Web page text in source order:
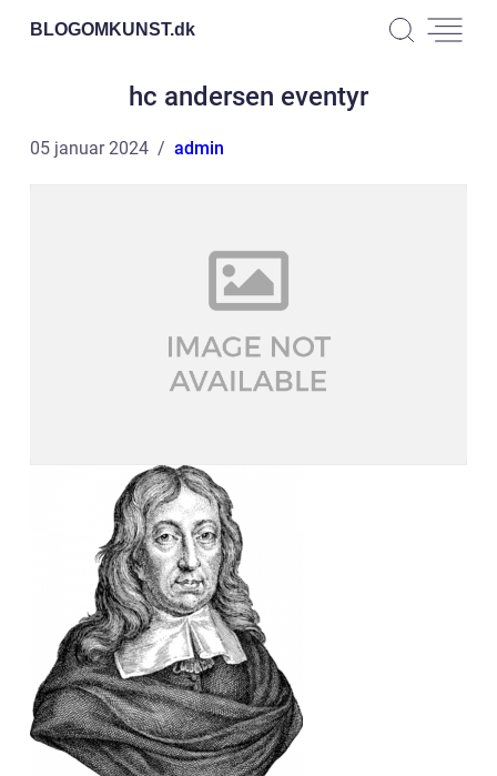
BLOGOMKUNST.dk
hc andersen eventyr
05 januar 2024 admin